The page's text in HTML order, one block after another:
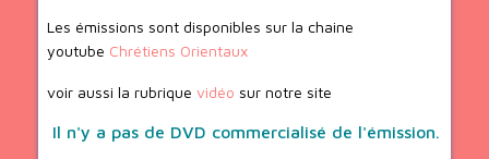
Les émissions sont disponibles sur la chaine
youtube Chrétiens Orientaux
voir aussi la rubrique vidéo sur notre site
Il n'y a pas de DVD commercialisé de l'émission.